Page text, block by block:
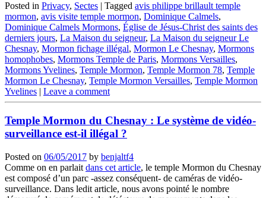
Posted in Privacy, Sectes | Tagged avis philippe brillault temple
mormon, avis visite temple mormon, Dominique Calmels,
Dominique Calmels Mormons, Église de Jésus-Christ des saints des
derniers jours, La Maison du seigneur, La Maison du seigneur Le
Chesnay, Mormon fichage illégal, Mormon Le Chesnay, Mormons
homophobes, Mormons Temple de Paris, Mormons Versailles,
Mormons Yvelines, Temple Mormon, Temple Mormon 78, Temple
Mormon Le Chesnay, Temple Mormon Versailles, Temple Mormon
Yvelines | Leave a comment
Temple Mormon du Chesnay : Le système de vidéo-
surveillance est-il illégal ?
Posted on 06/05/2017 by benjaltf4
Comme on en parlait dans cet article, le temple Mormon du Chesnay
est composé d’un parc -assez conséquent- de caméras de vidéo-
surveillance. Dans ledit article, nous avons pointé le nombre